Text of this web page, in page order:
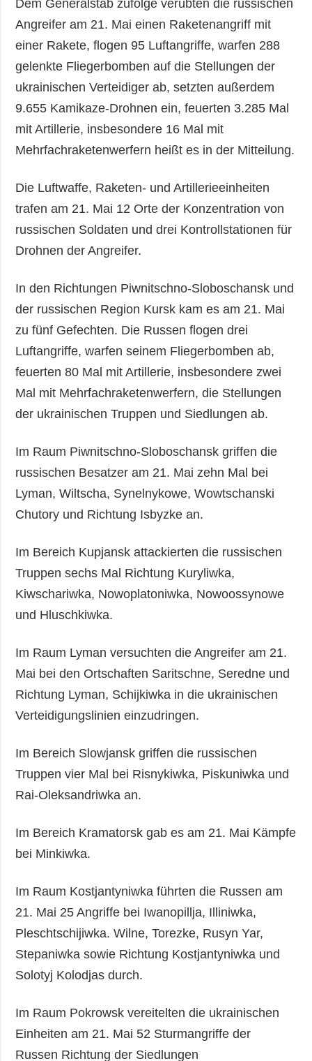
Dem Generalstab zufolge verübten die russischen
Angreifer am 21. Mai einen Raketenangriff mit
einer Rakete, flogen 95 Luftangriffe, warfen 288
gelenkte Fliegerbomben auf die Stellungen der
ukrainischen Verteidiger ab, setzten außerdem
9.655 Kamikaze-Drohnen ein, feuerten 3.285 Mal
mit Artillerie, insbesondere 16 Mal mit
Mehrfachraketenwerfern heißt es in der Mitteilung.
Die Luftwaffe, Raketen- und Artillerieeinheiten
trafen am 21. Mai 12 Orte der Konzentration von
russischen Soldaten und drei Kontrollstationen für
Drohnen der Angreifer.
In den Richtungen Piwnitschno-Sloboschansk und
der russischen Region Kursk kam es am 21. Mai
zu fünf Gefechten. Die Russen flogen drei
Luftangriffe, warfen seinem Fliegerbomben ab,
feuerten 80 Mal mit Artillerie, insbesondere zwei
Mal mit Mehrfachraketenwerfern, die Stellungen
der ukrainischen Truppen und Siedlungen ab.
Im Raum Piwnitschno-Sloboschansk griffen die
russischen Besatzer am 21. Mai zehn Mal bei
Lyman, Wiltscha, Synelnykowe, Wowtschanski
Chutory und Richtung Isbyzke an.
Im Bereich Kupjansk attackierten die russischen
Truppen sechs Mal Richtung Kuryliwka,
Kiwschariwka, Nowoplatoniwka, Nowoossynowe
und Hluschkiwka.
Im Raum Lyman versuchten die Angreifer am 21.
Mai bei den Ortschaften Saritschne, Seredne und
Richtung Lyman, Schijkiwka in die ukrainischen
Verteidigungslinien einzudringen.
Im Bereich Slowjansk griffen die russischen
Truppen vier Mal bei Risnykiwka, Piskuniwka und
Rai-Oleksandriwka an.
Im Bereich Kramatorsk gab es am 21. Mai Kämpfe
bei Minkiwka.
Im Raum Kostjantyniwka führten die Russen am
21. Mai 25 Angriffe bei Iwanopillja, Illiniwka,
Pleschtschijiwka. Wilne, Torezke, Rusyn Yar,
Stepaniwka sowie Richtung Kostjantyniwka und
Solotyj Kolodjas durch.
Im Raum Pokrowsk vereitelten die ukrainischen
Einheiten am 21. Mai 52 Sturmangriffe der
Russen Richtung der Siedlungen